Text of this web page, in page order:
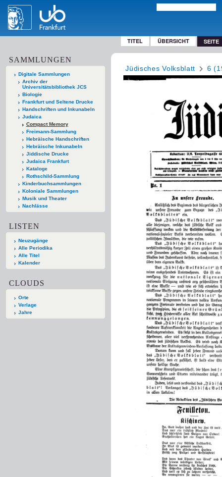
TITEL ÜBERSICHT SEITE
SAMMLUNGEN
Digitale Sammlungen
Archiv der
Universitätsbibliothek JCS
Biologie
Frankfurt und Seltene Drucke
Handschriften und Inkunabeln
Judaica
Compact Memory
Freimann-Sammlung
Hebräische Handschriften
Hebräische Inkunabeln
Jiddische Drucke
Judaica Frankfurt
Kataloge
Rothschild-Sammlung
Kinderbuchsammlungen
Koloniale Sammlungen
Musik und Theater
Nachlässe
LISTEN
Neuzugänge
Alle Periodika
Alle Titel
Kalender
CLOUDS
Orte
Verlage
Jahre
Jüdisches Volksblatt 6